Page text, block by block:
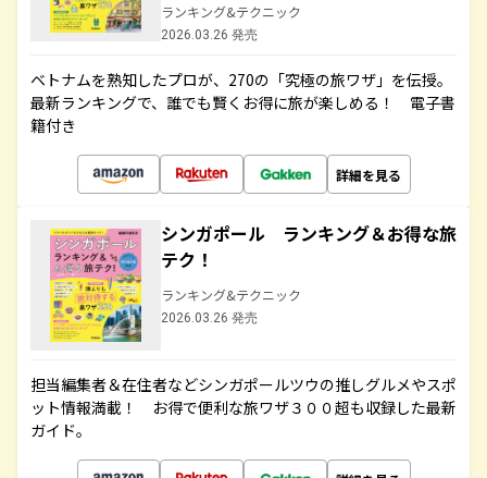
ランキング&テクニック
2026.03.26 発売
ベトナムを熟知したプロが、270の「究極の旅ワザ」を伝授。
最新ランキングで、誰でも賢くお得に旅が楽しめる！ 電子書
籍付き
詳細を見る
シンガポール ランキング＆お得な旅
テク！
ランキング&テクニック
2026.03.26 発売
担当編集者＆在住者などシンガポールツウの推しグルメやスポ
ット情報満載！ お得で便利な旅ワザ３００超も収録した最新
ガイド。